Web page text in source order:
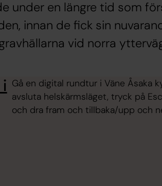
under en längre tid som
innan de fick sin
vid norra
Gå en digital rundtur i Väne Åsaka
avsluta helskärmsläget, tryck på
och dra fram och tillbaka/upp och